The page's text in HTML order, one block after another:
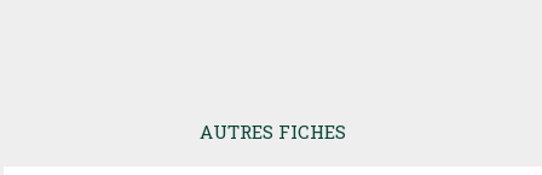
AUTRES FICHES